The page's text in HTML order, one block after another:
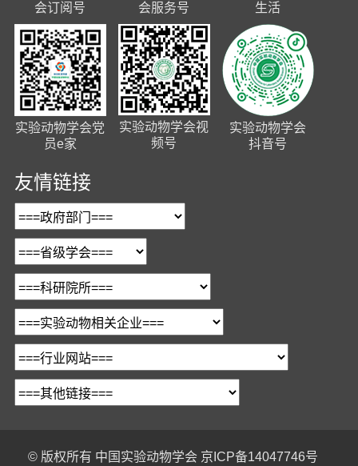
会订阅号
会服务号
生活
实验动物学会党
员e家
实验动物学会视
频号
实验动物学会
抖音号
友情链接
© 版权所有 中国实验动物学会 京ICP备14047746号